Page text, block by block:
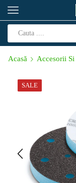
Acasă Accesorii
SALE